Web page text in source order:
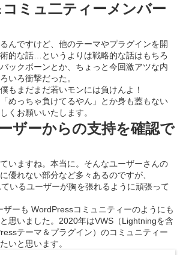
ミュ二ティーメンバー
んですけど、他のテーマやプラグインを開
的な話…というよりは戦略的な話はもちろ
ックボーンとか、ちょっと今回激アツな内
いろ衝撃だった。
もまだまだ若いモンには負けんよ！
めっちゃ負けてるやん」とか身も蓋もない
くお願いいたします。
ザーからの支持を確認で
いますね。本当に。そんなユーザーさんの
優れない部分など多々あるのですが、
いるユーザーが胸を張れるように頑張って
ーも WordPressコミュニティーのようにも
思いました。2020年はVWS（Lightningを含
テーマ＆プラグイン）のコミュニティー
いと思います。